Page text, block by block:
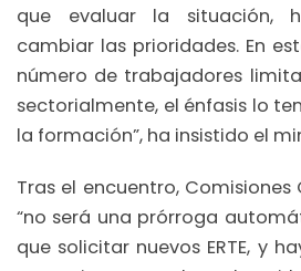
que evaluar la situación,
cambiar las prioridades. En
número de trabajadores
sectorialmente, el énfasis lo
la formación”, ha insistido el
Tras el encuentro, Comisiones
“no será una prórroga
que solicitar nuevos ERTE, y